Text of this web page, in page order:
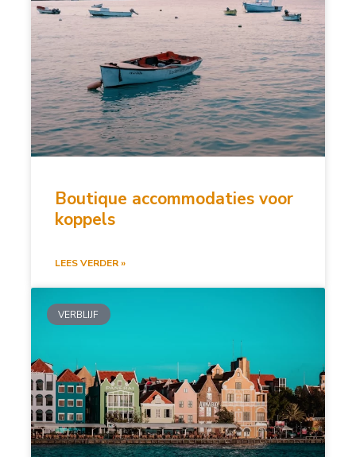
Boutique accommodaties voor
koppels
LEES VERDER »
VERBLIJF